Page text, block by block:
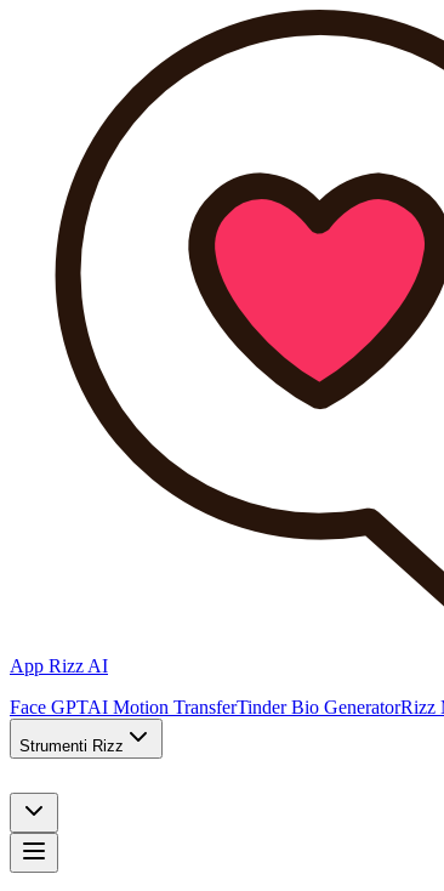
App Rizz AI
Face GPTAI Motion TransferTinder Bio GeneratorRizz
Strumenti Rizz